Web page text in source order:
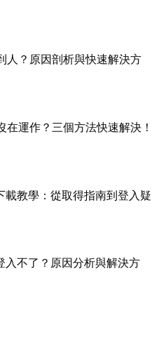
人？原因剖析與快速解決方
在運作？三個方法快速解決！
載教學：從取得指南到登入疑
入不了？原因分析與解決方